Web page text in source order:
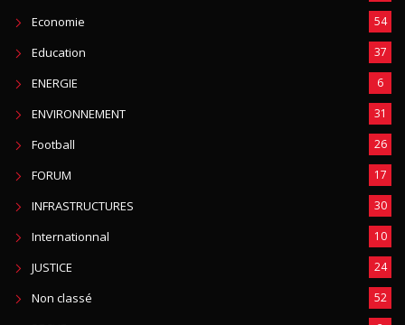
Economie 54
Education 37
ENERGIE 6
ENVIRONNEMENT 31
Football 26
FORUM 17
INFRASTRUCTURES 30
Internationnal 10
JUSTICE 24
Non classé 52